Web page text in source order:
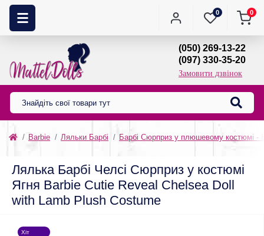
0 0
(050) 269-13-22
(097) 330-35-20
Замовити дзвінок
Barbie Ляльки Барбі Барбі Сюрприз у плюшевому костюмі -
Лялька Барбі Челсі Сюрприз у костюмі
Ягня Barbie Cutie Reveal Chelsea Doll
with Lamb Plush Costume
Хіт